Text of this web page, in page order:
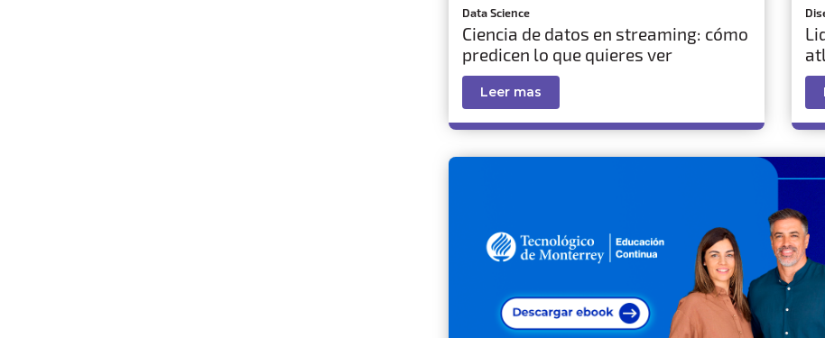
Data Science
Ciencia de datos en streaming: cómo
predicen lo que quieres ver
Leer mas